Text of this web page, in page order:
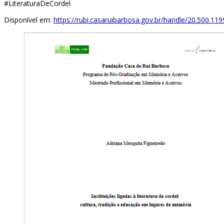
#LiteraturaDeCordel
Disponível em: https://rubi.casaruibarbosa.gov.br/handle/